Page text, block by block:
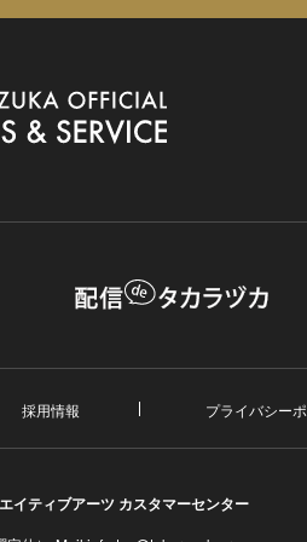
採用情報 プライバシー
イティブアーツ カスタマーセンター